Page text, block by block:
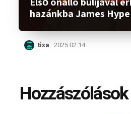
hazánkba James
tixa 2025.02.14.
Hozzászólások